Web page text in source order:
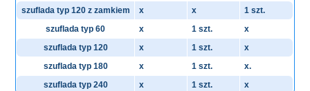
szuflada typ 120 z zamkiem
x x
1 szt.
szuflada typ 60
x 1 szt.
x
szuflada typ 120
x 1 szt.
x
szuflada typ 180
x 1 szt.
x.
szuflada typ 240
x 1 szt. x